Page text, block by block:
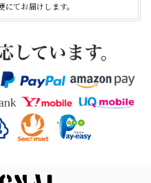
てお届けします。
【USED】Canadian Army IECS Fleece Pants 実物 カナダ軍 フリースパンツ ユーズド